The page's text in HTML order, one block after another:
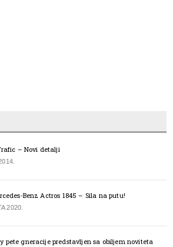
– Novi detalji
Benz Actros 1845 – Sila na putu!
2020.
pete gneracije predstavljen sa obiljem noviteta